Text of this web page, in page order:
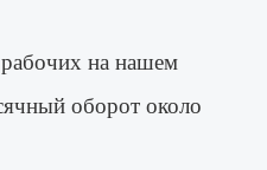
на нашем
оборот около